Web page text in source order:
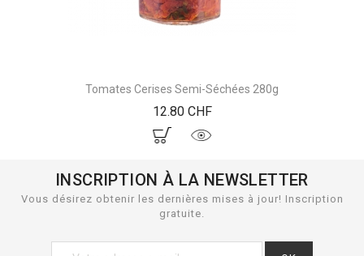
Tomates Cerises Semi-Séchées 280g
12.80 CHFPrix
INSCRIPTION À LA NEWSLETTER
Vous désirez obtenir les dernières mises à jour! Inscription
gratuite.